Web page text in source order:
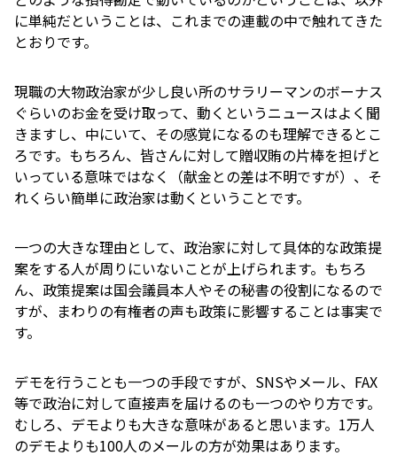
に単純だということは、これまでの連載の中で触れてきた
とおりです。
現職の大物政治家が少し良い所のサラリーマンのボーナス
ぐらいのお金を受け取って、動くというニュースはよく聞
きますし、中にいて、その感覚になるのも理解できるとこ
ろです。もちろん、皆さんに対して贈収賄の片棒を担げと
いっている意味ではなく（献金との差は不明ですが）、そ
れくらい簡単に政治家は動くということです。
一つの大きな理由として、政治家に対して具体的な政策提
案をする人が周りにいないことが上げられます。もちろ
ん、政策提案は国会議員本人やその秘書の役割になるので
すが、まわりの有権者の声も政策に影響することは事実で
す。
デモを行うことも一つの手段ですが、SNSやメール、FAX
等で政治に対して直接声を届けるのも一つのやり方です。
むしろ、デモよりも大きな意味があると思います。1万人
のデモよりも100人のメールの方が効果はあります。